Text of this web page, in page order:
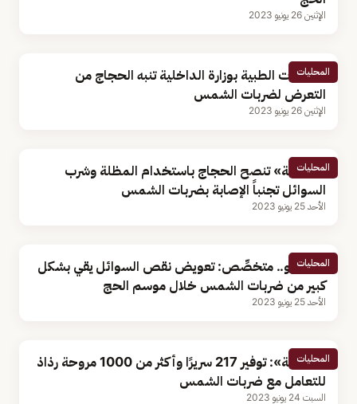
الإثنين 26 يونيو 2023
المحليات
الخدمات الطبية بوزارة الداخلية تنبه الحجاج من
التعرض لضربات الشمس
الإثنين 26 يونيو 2023
المحليات
«الصحة» تنصح الحجاج باستخدام المظلة وشرب
السوائل تجنباً الإصابة بضربات الشمس
الأحد 25 يونيو 2023
المحليات
بالفيديو.. متخصِّص: تعويض نقص السوائل يقي بشكل
كبير من ضربات الشمس خلال موسم الحج
الأحد 25 يونيو 2023
المحليات
«الصحة»: توفير 217 سريرًا وأكثر من 1000 مروحة رذاذ
للتعامل مع ضربات الشمس
السبت 24 يونيو 2023